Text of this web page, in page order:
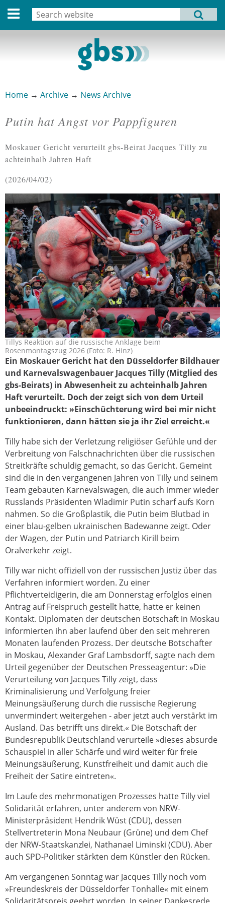
Deutsche Version
Dates
Archive
Links
Privacy Statement
Imprint
MENU
Home → Archive → News Archive
Putin hat Angst vor Pappfiguren
Moskauer Gericht verurteilt gbs-Beirat Jacques Tilly zu
achteinhalb Jahren Haft
2026/04/02
putin_satire_tilly_2026.jpg
Tillys Reaktion auf die russische Anklage beim
Rosenmontagszug 2026 (Foto: R. Hinz)
Ein Moskauer Gericht hat den Düsseldorfer Bildhauer
und Karnevalswagenbauer Jacques Tilly (Mitglied des
gbs-Beirats) in Abwesenheit zu achteinhalb Jahren
Haft verurteilt. Doch der zeigt sich von dem Urteil
unbeeindruckt: »Einschüchterung wird bei mir nicht
funktionieren, dann hätten sie ja ihr Ziel erreicht.«
Tilly habe sich der Verletzung religiöser Gefühle und der
Verbreitung von Falschnachrichten über die russischen
Streitkräfte schuldig gemacht, so das Gericht. Gemeint
sind die in den vergangenen Jahren von Tilly und seinem
Team gebauten Karnevalswagen, die auch immer wieder
Russlands Präsidenten Wladimir Putin scharf aufs Korn
nahmen. So die Großplastik, die Putin beim Blutbad in
einer blau-gelben ukrainischen Badewanne zeigt. Oder
der Wagen, der Putin und Patriarch Kirill beim
Oralverkehr zeigt.
Tilly war nicht offiziell von der russischen Justiz über das
Verfahren informiert worden. Zu einer
Pflichtverteidigerin, die am Donnerstag erfolglos einen
Antrag auf Freispruch gestellt hatte, hatte er keinen
Kontakt. Diplomaten der deutschen Botschaft in Moskau
informierten ihn aber laufend über den seit mehreren
Monaten laufenden Prozess. Der deutsche Botschafter
in Moskau, Alexander Graf Lambsdorff, sagte nach dem
Urteil gegenüber der Deutschen Presseagentur: »Die
Verurteilung von Jacques Tilly zeigt, dass
Kriminalisierung und Verfolgung freier
Meinungsäußerung durch die russische Regierung
unvermindert weitergehen - aber jetzt auch verstärkt im
Ausland. Das betrifft uns direkt.« Die Botschaft der
Bundesrepublik Deutschland verurteile »dieses absurde
Schauspiel in aller Schärfe und wird weiter für freie
Meinungsäußerung, Kunstfreiheit und damit auch die
Freiheit der Satire eintreten«.
Im Laufe des mehrmonatigen Prozesses hatte Tilly viel
Solidarität erfahren, unter anderem von NRW-
Ministerpräsident Hendrik Wüst (CDU), dessen
Stellvertreterin Mona Neubaur (Grüne) und dem Chef
der NRW-Staatskanzlei, Nathanael Liminski (CDU). Aber
auch SPD-Politiker stärkten dem Künstler den Rücken.
Am vergangenen Sonntag war Jacques Tilly noch vom
»Freundeskreis der Düsseldorfer Tonhalle« mit einem
Search form
Search